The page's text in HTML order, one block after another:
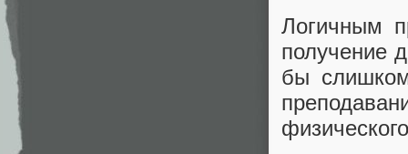
Логичным
получение
бы